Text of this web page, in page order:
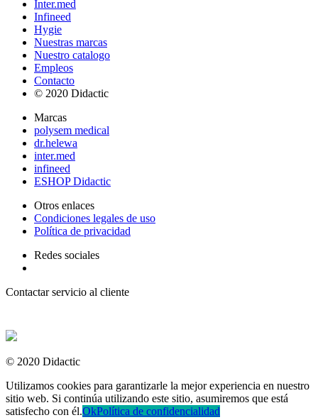
Inter.med
Infineed
Hygie
Nuestras marcas
Nuestro catalogo
Empleos
Contacto
© 2020 Didactic
Marcas
polysem medical
dr.helewa
inter.med
infineed
ESHOP Didactic
Otros enlaces
Condiciones legales de uso
Política de privacidad
Redes sociales
Contactar servicio al cliente
© 2020 Didactic
Utilizamos cookies para garantizarle la mejor experiencia en nuestro
sitio web. Si continúa utilizando este sitio, asumiremos que está
satisfecho con él.OkPolítica de confidencialidad